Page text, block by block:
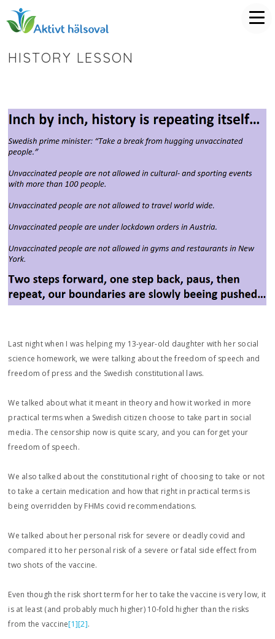
HISTORY LESSON
Last night when I was helping my 13-year-old daughter with her social
science homework, we were talking about the freedom of speech and
freedom of press and the Swedish constitutional laws.
We talked about what it meant in theory and how it worked in more
practical terms when a Swedish citizen choose to take part in social
media. The censorship now is quite scary, and you can forget your
freedom of speech.
We also talked about the constitutional right of choosing to take or not
to take a certain medication and how that right in practical terms is
being overridden by FHMs covid recommendations.
We talked about her personal risk for severe or deadly covid and
compared it to her personal risk of a severe or fatal side effect from
two shots of the vaccine.
Even though the risk short term for her to take the vaccine is very low, it
is at least (and probably much higher) 10-fold higher than the risks
from the vaccine[1][2].